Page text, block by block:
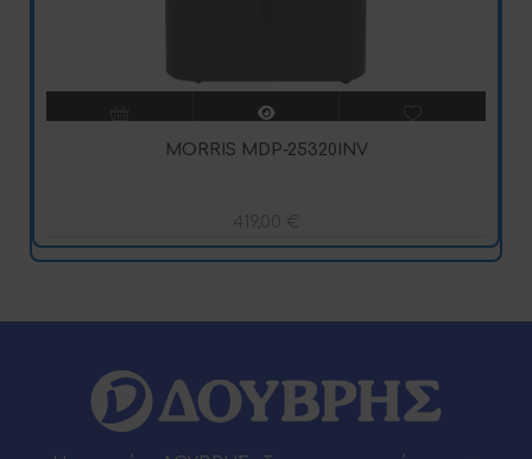
MORRIS MDP-25320INV
419,00 €